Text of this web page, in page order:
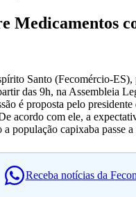
Medicamentos
Santo (Fecomércio-
das 9h, na
é proposta pelo
acordo com ele, a
capixaba passe
Receba notícias da